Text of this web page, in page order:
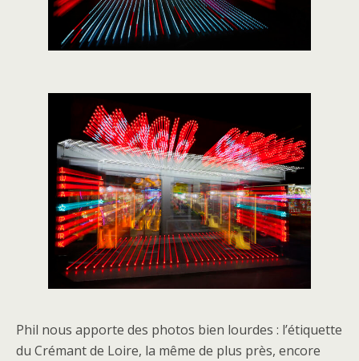
Phil nous apporte des photos bien lourdes : l’étiquette
du Crémant de Loire, la même de plus près, encore